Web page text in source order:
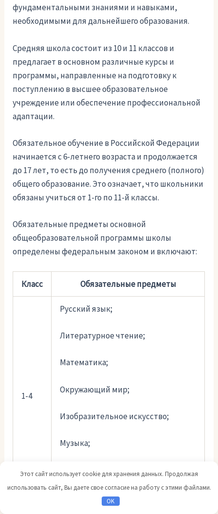
фундаментальными знаниями и навыками,
необходимыми для дальнейшего образования.
Средняя школа состоит из 10 и 11 классов и
предлагает в основном различные курсы и
программы, направленные на подготовку к
поступлению в высшее образовательное
учреждение или обеспечение профессиональной
адаптации.
Обязательное обучение в Российской Федерации
начинается с 6-летнего возраста и продолжается
до 17 лет, то есть до получения среднего (полного)
общего образование. Это означает, что школьники
обязаны учиться от 1-го по 11-й классы.
Обязательные предметы основной
общеобразовательной программы школы
определены федеральным законом и включают:
Класс Обязательные предметы
1-4
Русский язык;
Литературное чтение;
Математика;
Окружающий мир;
Изобразительное искусство;
Музыка;
Физическая культура
Русский язык;
Этот сайт использует cookie для хранения данных. Продолжая
использовать сайт, Вы даете свое согласие на работу с этими файлами.
OK